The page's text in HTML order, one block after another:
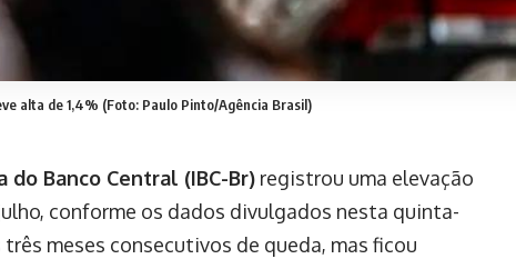
alta de 1,4% (Foto: Paulo Pinto/Agência Brasil)
Banco Central (IBC-Br) registrou uma elevação
conforme os dados divulgados nesta quinta-
meses consecutivos de queda, mas ficou